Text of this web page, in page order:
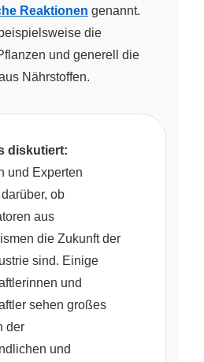
Reaktionen genannt.
die
und generell die
Nährstoffen.
diskutiert:
und Experten
ob
aus
die Zukunft der
sind. Einige
und
sehen großes
der
und